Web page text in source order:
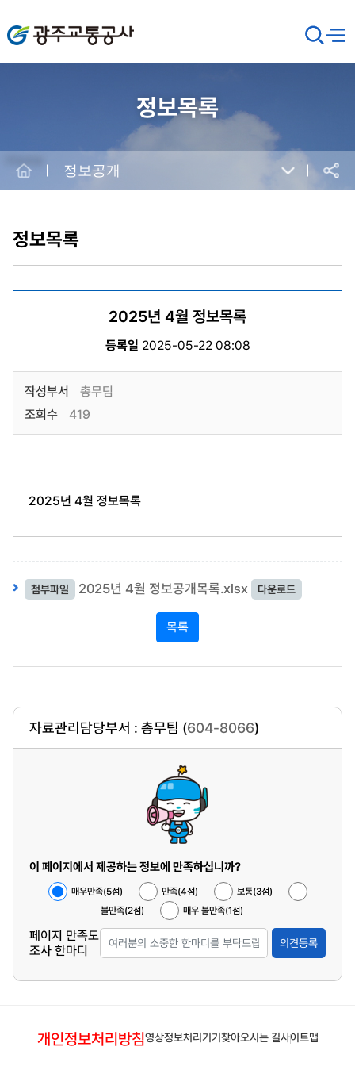
광주교통공사
검
색
창
메뉴
정보목록
공유
정보공개
정보목록
2025년 4월 정보목록
등록일 2025-05-22 08:08
작성부서
총무팀
조회수
419
2025년 4월 정보목록
첨부파일 2025년 4월 정보공개목록.xlsx 다운로드
목록
자료관리담당부서 : 총무팀 (604-8066)
이 페이지에서 제공하는 정보에 만족하십니까?
매우만족(5점) 만족(4점)
보통(3점)
불만족(2점)
매우 불만족(1점)
페이지 만족도
조사 한마디
의견등록
개인정보처리방침영상정보처리기기 찾아오시는 길사이트맵